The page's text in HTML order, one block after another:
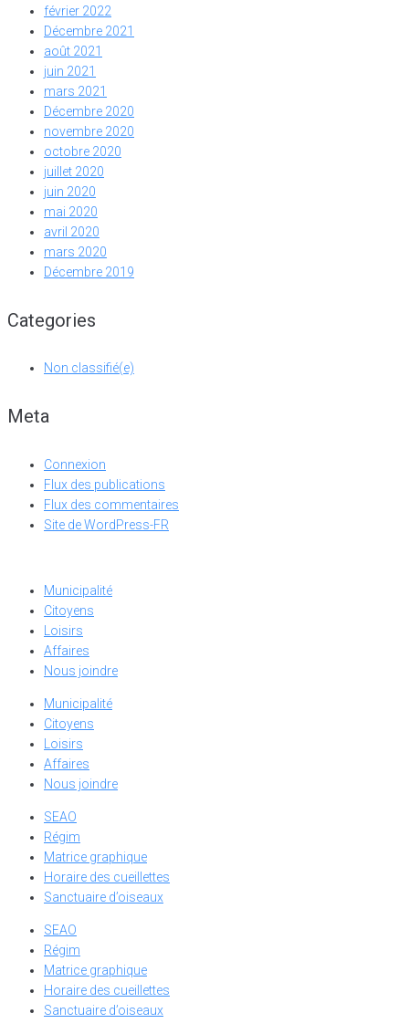
février 2022
Décembre 2021
août 2021
juin 2021
mars 2021
Décembre 2020
novembre 2020
octobre 2020
juillet 2020
juin 2020
mai 2020
avril 2020
mars 2020
Décembre 2019
Categories
Non classifié(e)
Meta
Connexion
Flux des publications
Flux des commentaires
Site de WordPress-FR
Municipalité
Citoyens
Loisirs
Affaires
Nous joindre
Municipalité
Citoyens
Loisirs
Affaires
Nous joindre
SEAO
Régim
Matrice graphique
Horaire des cueillettes
Sanctuaire d’oiseaux
SEAO
Régim
Matrice graphique
Horaire des cueillettes
Sanctuaire d’oiseaux